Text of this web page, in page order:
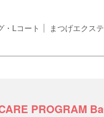
・Lコート まつげエクステ
PROGRAM